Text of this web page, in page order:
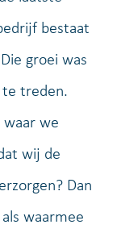
bestaat
groei was
treden.
we
wij de
Dan
waarmee